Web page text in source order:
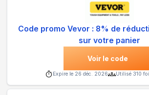
Code promo Vevor : 8% de
sur votre panier
Voir le code
Expire le 26 déc. 2026 Utilisé 310